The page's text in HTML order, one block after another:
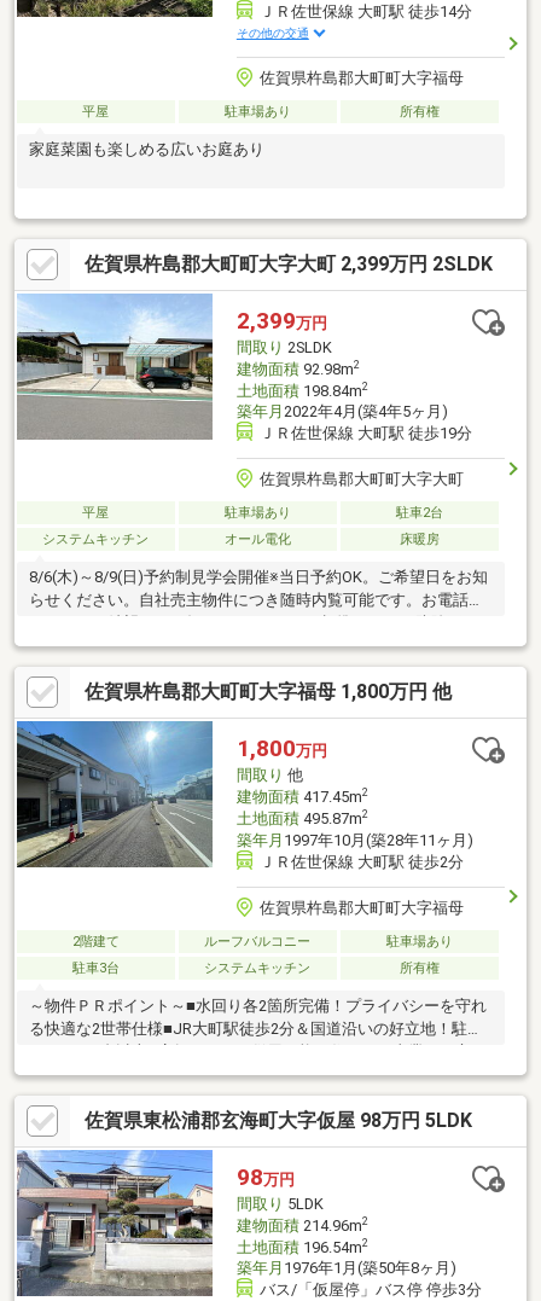
ＪＲ佐世保線 大町駅 徒歩14分
その他の交通
佐賀県杵島郡大町町大字福母
平屋 駐車場あり 所有権
家庭菜園も楽しめる広いお庭あり
佐賀県杵島郡大町町大字大町 2,399万円 2SLDK
2,399万円
間取り 2SLDK
建物面積92.98m2
土地面積198.84m2
築年月 2022年4月(築4年5ヶ月)
ＪＲ佐世保線 大町駅 徒歩19分
佐賀県杵島郡大町町大字大町
平屋 駐車場あり
駐車2台
システムキッチン
オール電化 床暖房
8/6(木)～8/9(日)予約制見学会開催※当日予約OK。ご希望日をお知
らせください。自社売主物件につき随時内覧可能です。お電話か
事、雨漏り点検、設備点検【おすすめポイント】・本物件は条件
により住宅ローン減税が適用されます。・雨漏り、構造上主要な
部分の欠陥や・腐食、給排水管の故障や漏水についてお引渡しよ
り２年間保証・シロアリ防除工事施工後5年間保証・お客様に合わ
せたローンの組み方や金融機関をご提案。住宅ローンが初めての
方でもお気軽にご相談ください【周辺施設】・大町ひじり学園小
学校約80ｍ（徒歩1分）・大町
佐賀県杵島郡大町町大字福母 1,800万円 他
1,800万円
間取り 他
建物面積417.45m2
土地面積495.87m2
築年月 1997年10月(築28年11ヶ月)
ＪＲ佐世保線 大町駅 徒歩2分
佐賀県杵島郡大町町大字福母
2階建て ルーフバルコニー
駐車場あり
駐車3台
システムキッチン 所有権
～物件ＰＲポイント～■水回り各2箇所完備！プライバシーを守れ
る快適な2世帯仕様■JR大町駅徒歩2分＆国道沿いの好立地！駐車
スペース3台以上■店舗スペース併用可能！住まいと事業を両立で
きる大型物件～周辺環境～■[ショッピング施設] スーパーセンター
トライアル大町店まで車で5分／2900m■[コンビニ] セブン-イレブ
ン 肥前大町店まで徒歩8分／550m■[ドラッグストア］ドラッグス
トアコスモス 武雄北方店まで車で7分／4100m■[病院] 戸原内科
まで徒歩4分／280m■[小学校] 大町町立小中一貫校大町ひじり学
園まで徒歩25分／1800m■[中学校] 大町町立小中一貫校大町ひじ
り学園まで徒歩25分／1800m
佐賀県東松浦郡玄海町大字仮屋 98万円 5LDK
98万円
間取り 5LDK
建物面積214.96m2
土地面積196.54m2
築年月 1976年1月(築50年8ヶ月)
バス/「仮屋停」バス停 停歩3分